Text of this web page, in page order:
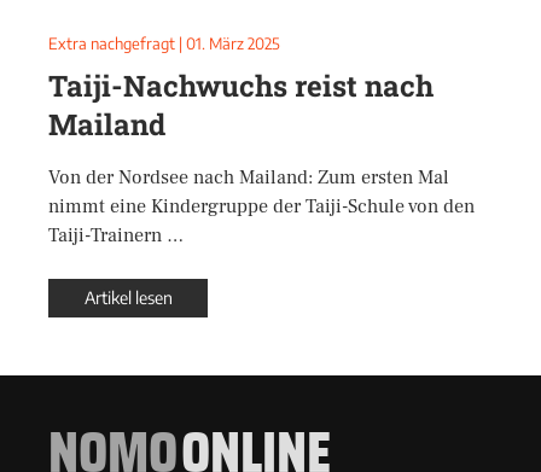
Extra nachgefragt | 01. März 2025
Taiji-Nachwuchs reist nach
Mailand
Von der Nordsee nach Mailand: Zum ersten Mal
nimmt eine Kindergruppe der Taiji-Schule von den
Taiji-Trainern …
Artikel lesen
NOMOONLINE